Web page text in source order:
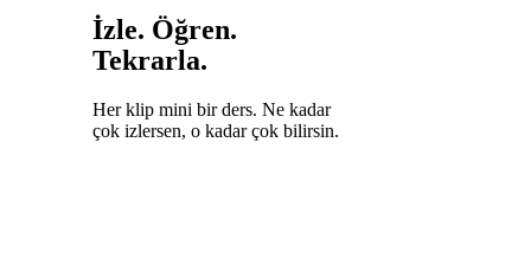
İzle. Öğren.
Tekrarla.
Her klip mini bir ders. Ne kadar
çok izlersen, o kadar çok bilirsin.